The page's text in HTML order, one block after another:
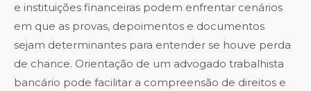
e instituições financeiras podem enfrentar cenários
em que as provas, depoimentos e documentos
sejam determinantes para entender se houve perda
de chance. Orientação de um advogado trabalhista
bancário pode facilitar a compreensão de direitos e